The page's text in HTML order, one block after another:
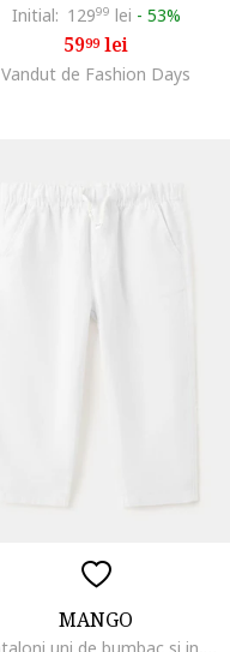
Initial: 12999 lei - 53%
5999lei
Vandut de Fashion Days
MANGO